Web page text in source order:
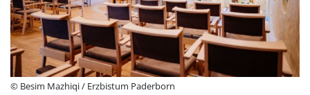
© Besim Mazhiqi / Erzbistum Paderborn